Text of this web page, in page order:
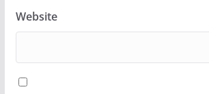
Website